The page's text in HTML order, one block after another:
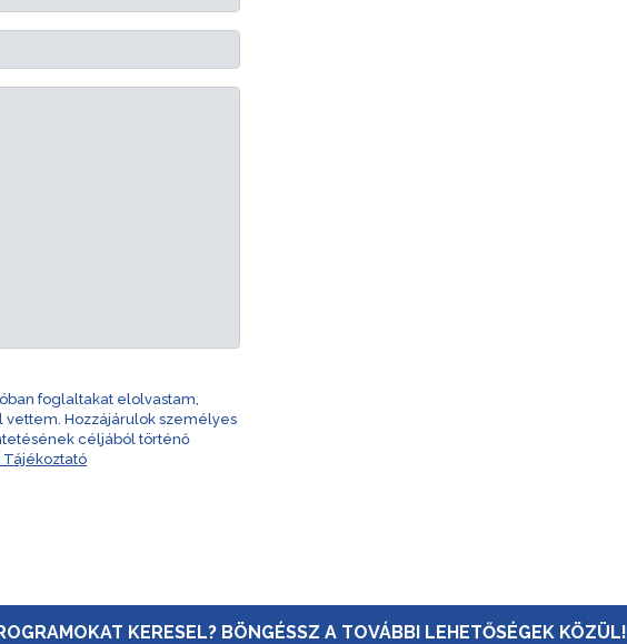
foglaltakat elolvastam,
Hozzájárulok személyes
céljából történő
KERESEL? BÖNGÉSSZ A TOVÁBBI LEHETŐSÉGEK KÖZÜL!